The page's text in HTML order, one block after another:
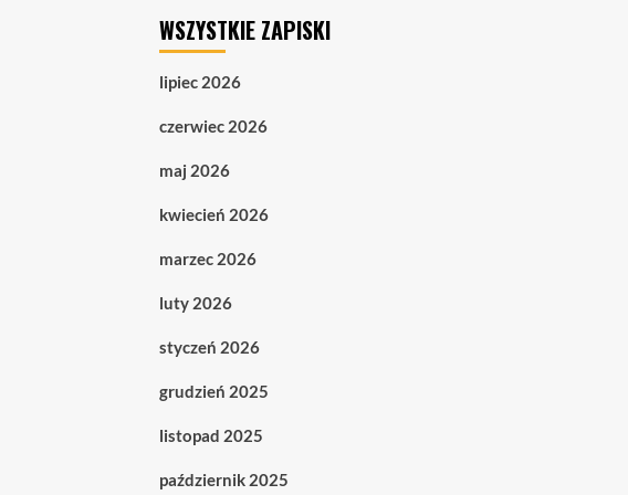
WSZYSTKIE ZAPISKI
lipiec 2026
czerwiec 2026
maj 2026
kwiecień 2026
marzec 2026
luty 2026
styczeń 2026
grudzień 2025
listopad 2025
październik 2025